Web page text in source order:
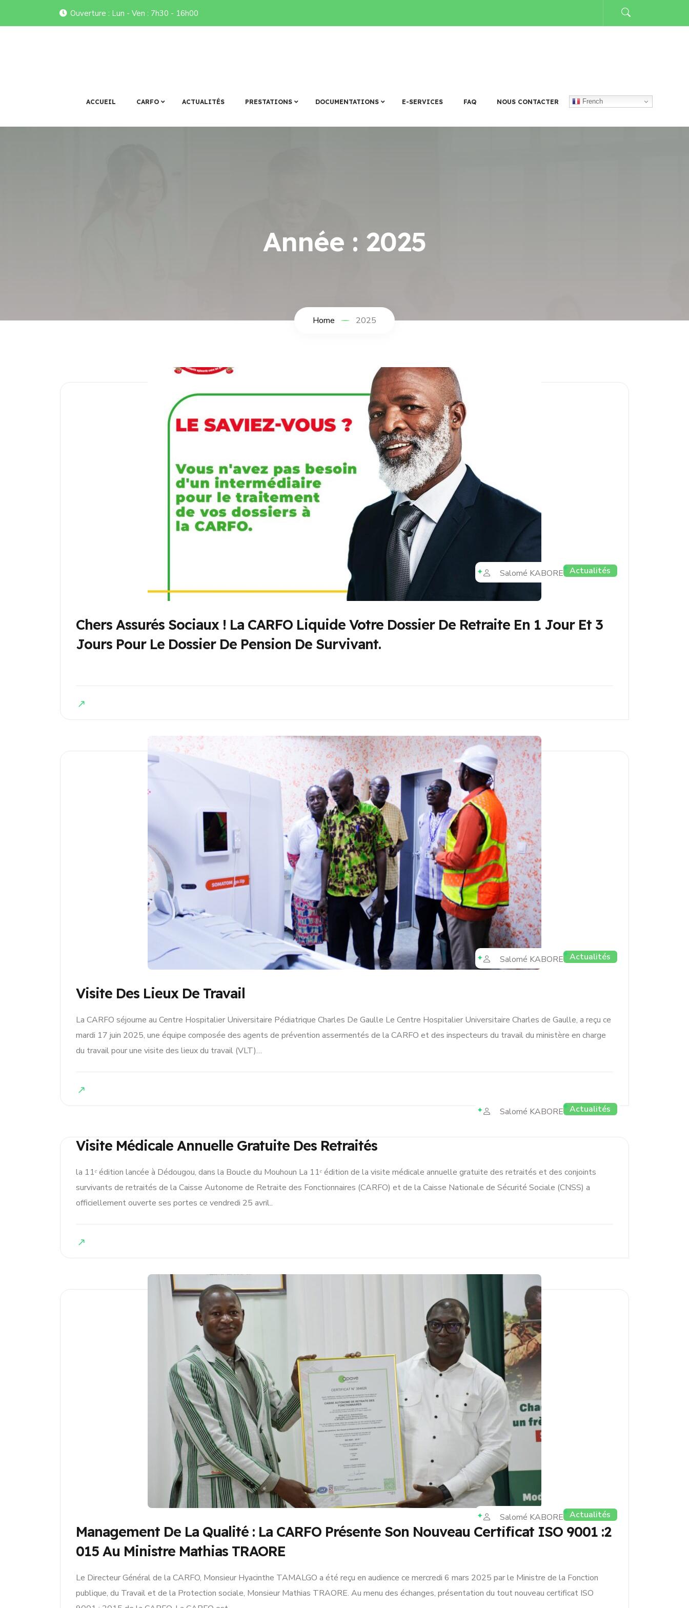
Ouverture : Lun - Ven : 7h30 - 16h00
ACCUEIL CARFO ACTUALITÉS PRESTATIONS DOCUMENTATIONS E-SERVICES FAQ NOUS CONTACTER French
Année : 2025
Home 2025
Chers Assurés Sociaux ! La CARFO Liquide Votre Dossier De Retraite En 1 Jour Et 3
Jours Pour Le Dossier De Pension De Survivant.
Salomé KABORE Actualités
Visite Des Lieux De Travail
Salomé KABORE Actualités
La CARFO séjourne au Centre Hospitalier Universitaire Pédiatrique Charles De Gaulle Le Centre Hospitalier Universitaire Charles de Gaulle, a reçu ce
mardi 17 juin 2025, une équipe composée des agents de prévention assermentés de la CARFO et des inspecteurs du travail du ministère en charge
du travail pour une visite des lieux du travail (VLT)…
Visite Médicale Annuelle Gratuite Des Retraités
Salomé KABORE Actualités
la 11ᵉ édition lancée à Dédougou, dans la Boucle du Mouhoun La 11ᵉ édition de la visite médicale annuelle gratuite des retraités et des conjoints
survivants de retraités de la Caisse Autonome de Retraite des Fonctionnaires (CARFO) et de la Caisse Nationale de Sécurité Sociale (CNSS) a
officiellement ouverte ses portes ce vendredi 25 avril..
Management De La Qualité : La CARFO Présente Son Nouveau Certificat ISO 9001 :2
015 Au Ministre Mathias TRAORE
Salomé KABORE Actualités
Le Directeur Général de la CARFO, Monsieur Hyacinthe TAMALGO a été reçu en audience ce mercredi 6 mars 2025 par le Ministre de la Fonction
publique, du Travail et de la Protection sociale, Monsieur Mathias TRAORE. Au menu des échanges, présentation du tout nouveau certificat ISO